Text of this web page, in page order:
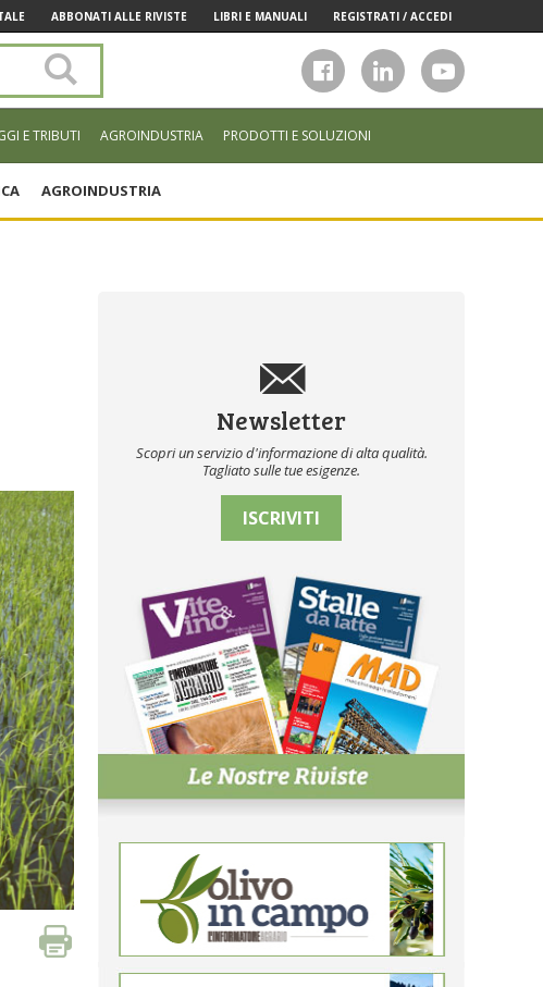
ABBONATI ALLE RIVISTE LIBRI E MANUALI REGISTRATI / ACCEDI
sito
E TRIBUTI AGROINDUSTRIA PRODOTTI E SOLUZIONI
AGROINDUSTRIA
Newsletter
Scopri un servizio d'informazione di alta qualità.
Tagliato sulle tue esigenze.
ISCRIVITI